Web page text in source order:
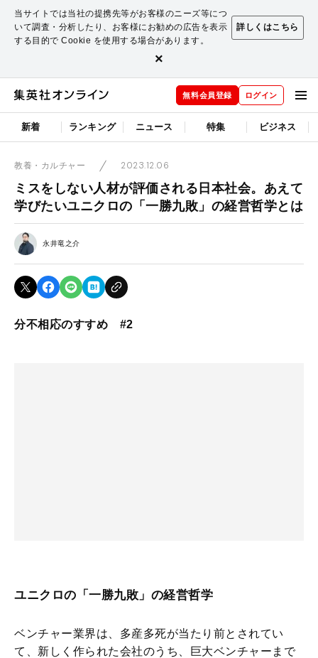
当サイトでは当社の提携先等がお客様のニーズ等につ
いて調査・分析したり、お客様にお勧めの広告を表示
する目的で Cookie を使用する場合があります。
詳しくはこちら
×
無料会員登録 ログイン
新着 ランキング ニュース 特集 ビジネス
教養・カルチャー 2023.12.06
ミスをしない人材が評価される日本社会。あえて
学びたいユニクロの「一勝九敗」の経営哲学とは
永井竜之介
分不相応のすすめ #2
ユニクロの「一勝九敗」の経営哲学
ベンチャー業界は、多産多死が当たり前とされてい
て、新しく作られた会社のうち、巨大ベンチャーまで